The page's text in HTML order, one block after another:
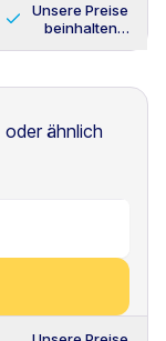
Unsere Preise
beinhalten
oder ähnlich